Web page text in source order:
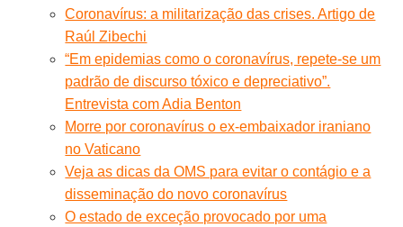
Coronavírus: a militarização das crises. Artigo de
Raúl Zibechi
“Em epidemias como o coronavírus, repete-se um
padrão de discurso tóxico e depreciativo”.
Entrevista com Adia Benton
Morre por coronavírus o ex-embaixador iraniano
no Vaticano
Veja as dicas da OMS para evitar o contágio e a
disseminação do novo coronavírus
O estado de exceção provocado por uma